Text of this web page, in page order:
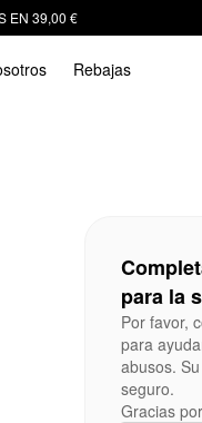
EN 39,00 €
Rebajas
para la
Por favor,
para
abusos.
seguro.
Gracias